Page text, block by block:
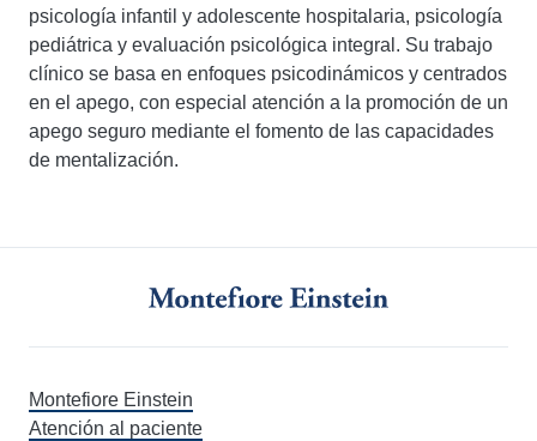
psicología infantil y adolescente hospitalaria, psicología
pediátrica y evaluación psicológica integral. Su trabajo
clínico se basa en enfoques psicodinámicos y centrados
en el apego, con especial atención a la promoción de un
apego seguro mediante el fomento de las capacidades
de mentalización.
Montefiore Einstein
Atención al paciente